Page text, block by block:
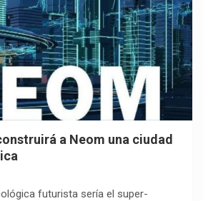
a Neom una ciudad
futurista sería el super-